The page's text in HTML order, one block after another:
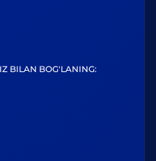
BILAN BOG'LANING: